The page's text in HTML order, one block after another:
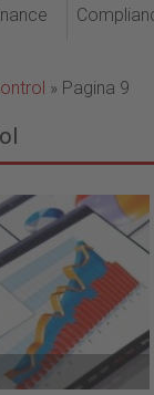
» Pagina 9